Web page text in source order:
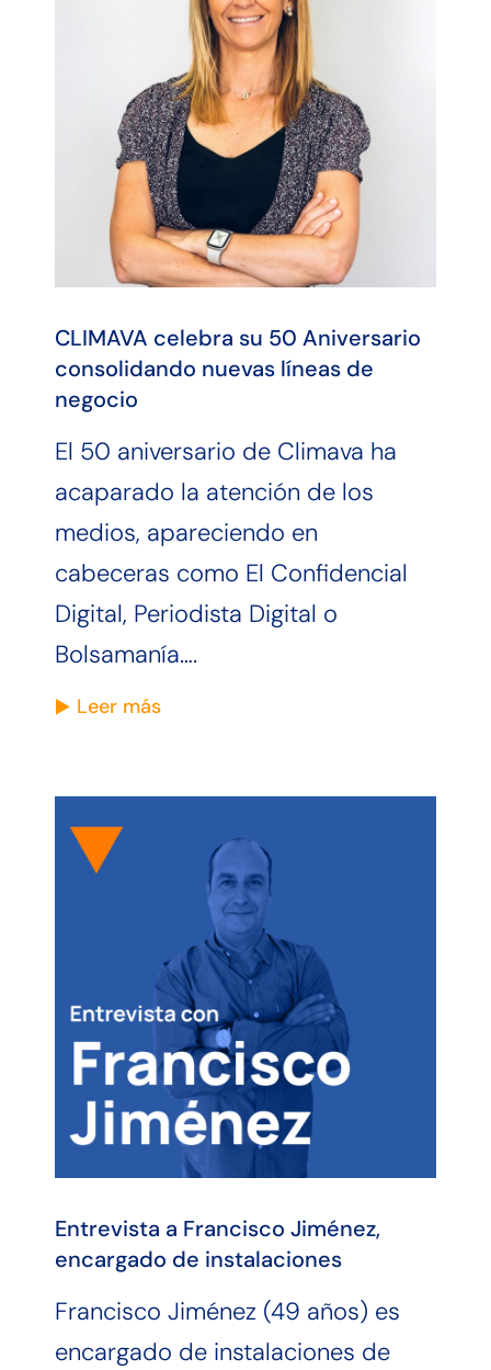
CLIMAVA celebra su 50 Aniversario
consolidando nuevas líneas de
negocio
El 50 aniversario de Climava ha
acaparado la atención de los
medios, apareciendo en
cabeceras como El Confidencial
Digital, Periodista Digital o
Bolsamanía….
Leer más
Entrevista a Francisco Jiménez,
encargado de instalaciones
Francisco Jiménez (49 años) es
encargado de instalaciones de